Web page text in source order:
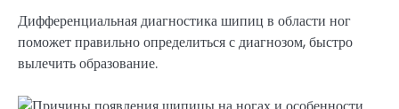
Дифференциальная диагностика шипиц в области ног
поможет правильно определиться с диагнозом, быстро
вылечить образование.